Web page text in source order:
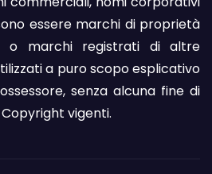
essere marchi di proprietà
o marchi registrati di altre
a puro scopo esplicativo
senza alcuna fine di
vigenti.